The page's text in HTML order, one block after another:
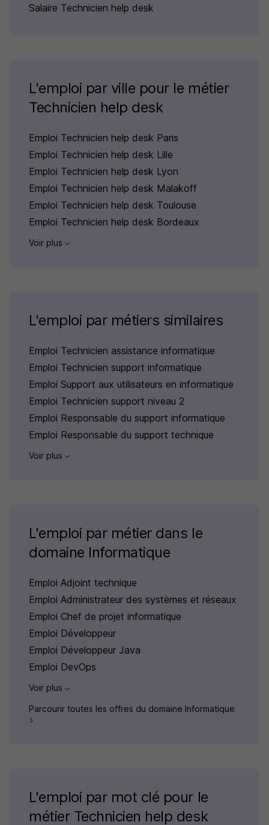
Salaire Technicien help desk
L'emploi par ville pour le métier
Technicien help desk
Emploi Technicien help desk Paris
Emploi Technicien help desk Lille
Emploi Technicien help desk Lyon
Emploi Technicien help desk Malakoff
Emploi Technicien help desk Toulouse
Emploi Technicien help desk Bordeaux
Voir plus
L'emploi par métiers similaires
Emploi Technicien assistance informatique
Emploi Technicien support informatique
Emploi Support aux utilisateurs en informatique
Emploi Technicien support niveau 2
Emploi Responsable du support informatique
Emploi Responsable du support technique
Voir plus
L'emploi par métier dans le
domaine Informatique
Emploi Adjoint technique
Emploi Administrateur des systèmes et réseaux
Emploi Chef de projet informatique
Emploi Développeur
Emploi Développeur Java
Emploi DevOps
Voir plus
Parcourir toutes les offres du domaine Informatique
L'emploi par mot clé pour le
métier Technicien help desk